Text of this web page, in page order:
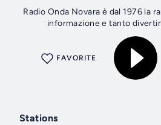
Radio Onda Novara è dal 1976 la radio
informazione e tanto
FAVORITE
Stations